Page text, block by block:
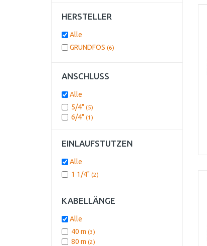
HERSTELLER
Alle
GRUNDFOS (6)
ANSCHLUSS
Alle
5/4" (5)
6/4" (1)
EINLAUFSTUTZEN
Alle
1 1/4" (2)
KABELLÄNGE
Alle
40 m (3)
80 m (2)